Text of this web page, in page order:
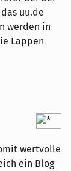
uu.de
werden in
Lappen
wertvolle
ein Blog